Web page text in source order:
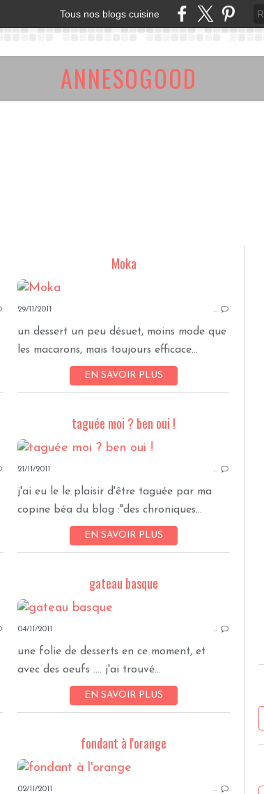
Tous nos blogs cuisine
ANNESOGOOD
Moka
29/11/2011 …
un dessert un peu désuet, moins mode que
les macarons, mais toujours efficace...
EN SAVOIR PLUS
taguée moi ? ben oui !
21/11/2011 …
j'ai eu le le plaisir d'être taguée par ma
copine béa du blog :"des chroniques...
EN SAVOIR PLUS
gateau basque
04/11/2011 …
une folie de desserts en ce moment, et
avec des oeufs .... j'ai trouvé...
EN SAVOIR PLUS
fondant à l'orange
02/11/2011 …